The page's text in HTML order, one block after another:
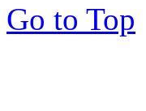
Go to Top